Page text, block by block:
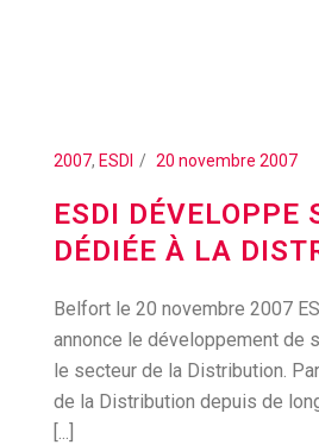
2007, ESDI 20 novembre 2007
ESDI DÉVELOPPE
DÉDIÉE À LA
Belfort le 20 novembre 2007
annonce le développement de
le secteur de la Distribution.
de la Distribution depuis de
[...]